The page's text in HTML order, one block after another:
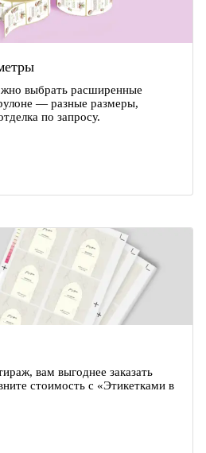
выбрать расширенные
— разные размеры,
по запросу.
вам выгоднее заказать
стоимость с «Этикетками в